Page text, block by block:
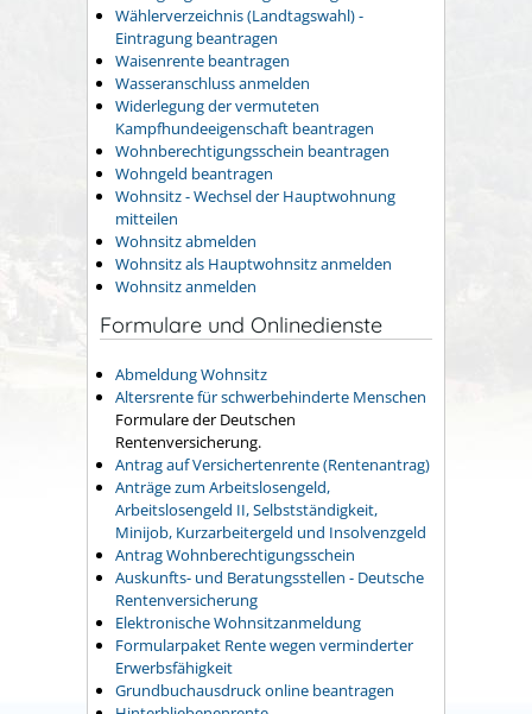
Wählerverzeichnis (Landtagswahl) -
Eintragung beantragen
Waisenrente beantragen
Wasseranschluss anmelden
Widerlegung der vermuteten
Kampfhundeeigenschaft beantragen
Wohnberechtigungsschein beantragen
Wohngeld beantragen
Wohnsitz - Wechsel der Hauptwohnung
mitteilen
Wohnsitz abmelden
Wohnsitz als Hauptwohnsitz anmelden
Wohnsitz anmelden
Formulare und Onlinedienste
Abmeldung Wohnsitz
Altersrente für schwerbehinderte Menschen
Formulare der Deutschen
Rentenversicherung.
Antrag auf Versichertenrente (Rentenantrag)
Anträge zum Arbeitslosengeld,
Arbeitslosengeld II, Selbstständigkeit,
Minijob, Kurzarbeitergeld und Insolvenzgeld
Antrag Wohnberechtigungsschein
Auskunfts- und Beratungsstellen - Deutsche
Rentenversicherung
Elektronische Wohnsitzanmeldung
Formularpaket Rente wegen verminderter
Erwerbsfähigkeit
Grundbuchausdruck online beantragen